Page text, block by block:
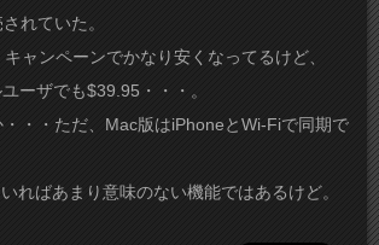
れていた。
ャンペーンでかなり安くなってるけど、
ーザでも$39.95・・・。
・・ただ、Mac版はiPhoneとWi-Fiで同期で
ればあまり意味のない機能ではあるけど。